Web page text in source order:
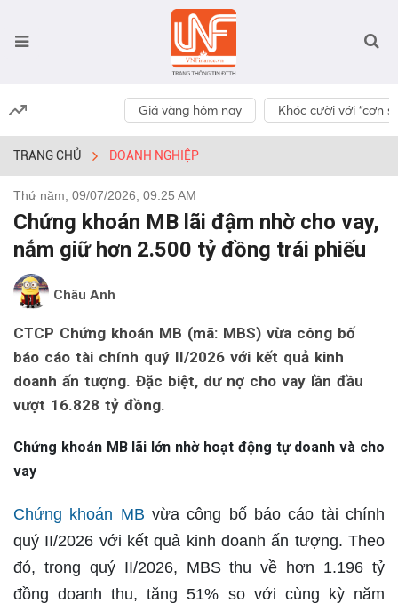
Giá vàng hôm nay Khóc cười với “cơn
TRANG CHỦ DOANH NGHIỆP
Thứ năm, 09/07/2026, 09:25 AM
Chứng khoán MB lãi đậm nhờ cho vay,
nắm giữ hơn 2.500 tỷ đồng trái phiếu
Châu Anh
CTCP Chứng khoán MB (mã: MBS) vừa công bố
báo cáo tài chính quý II/2026 với kết quả kinh
doanh ấn tượng. Đặc biệt, dư nợ cho vay lần đầu
vượt 16.828 tỷ đồng.
Chứng khoán MB lãi lớn nhờ hoạt động tự doanh và cho
vay
Chứng khoán MB vừa công bố báo cáo tài chính
quý II/2026 với kết quả kinh doanh ấn tượng. Theo
đó, trong quý II/2026, MBS thu về hơn 1.196 tỷ
đồng doanh thu, tăng 51% so với cùng kỳ năm